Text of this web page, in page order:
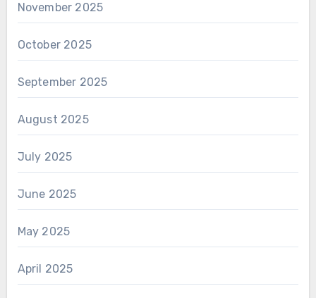
November 2025
October 2025
September 2025
August 2025
July 2025
June 2025
May 2025
April 2025